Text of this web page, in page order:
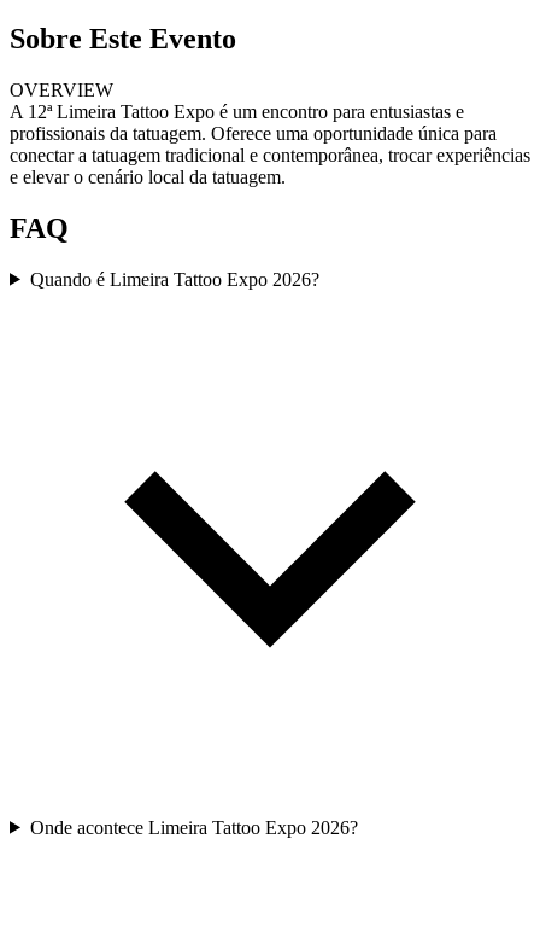
Sobre Este Evento
OVERVIEW
A 12ª Limeira Tattoo Expo é um encontro para entusiastas e
profissionais da tatuagem. Oferece uma oportunidade única para
conectar a tatuagem tradicional e contemporânea, trocar experiências
e elevar o cenário local da tatuagem.
FAQ
Quando é Limeira Tattoo Expo 2026?
Onde acontece Limeira Tattoo Expo 2026?